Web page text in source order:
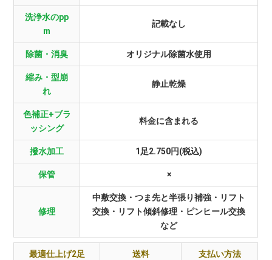
洗浄水のpp
m
記載なし
除菌・消臭 オリジナル除菌水使用
縮み・型崩
れ
静止乾燥
色補正+ブラ
ッシング
料金に含まれる
撥水加工 1足2.750円(税込)
保管 ×
修理
中敷交換・つま先と半張り補強・リフト
交換・リフト傾斜修理・ピンヒール交換
など
最適仕上げ2足 送料 支払い方法